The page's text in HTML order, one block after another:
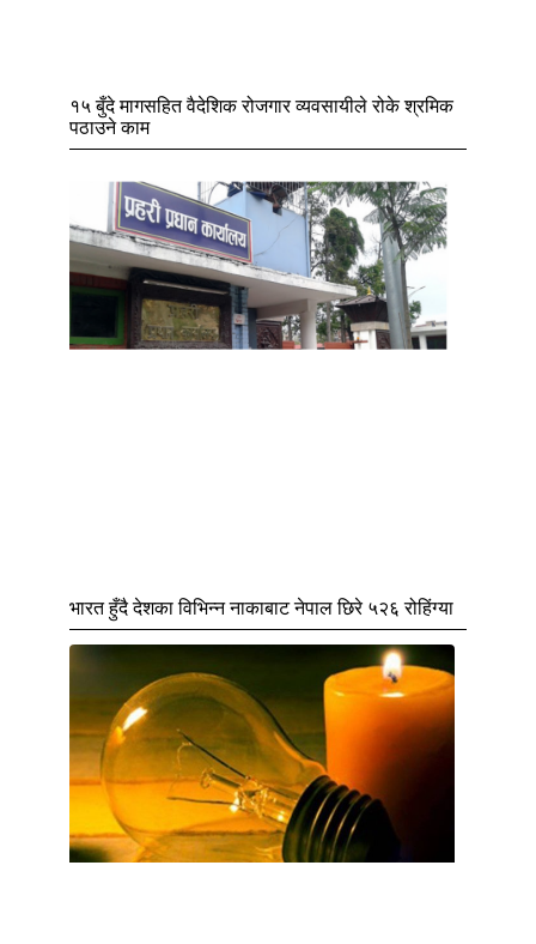
१५ बुँदे मागसहित वैदेशिक रोजगार व्यवसायीले रोके श्रमिक
पठाउने काम
भारत हुँदै देशका विभिन्न नाकाबाट नेपाल छिरे ५२६ रोहिंग्या